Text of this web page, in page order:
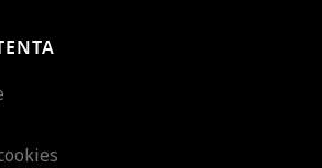
tendinte in moda!